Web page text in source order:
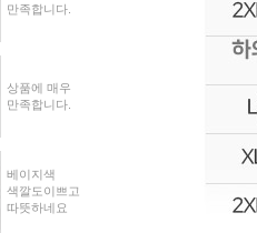
만족합니다.
상품에 매우
만족합니다.
베이지색
색깔도이쁘고
따뜻하네요